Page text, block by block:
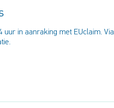
in aanraking met EUclaim. Via